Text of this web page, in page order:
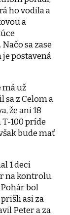
ho vodila a
a
Načo sa zase
je postavená
má už
sa z Celom a
že ani 18
100 príde
bude mať
1 deci
na kontrolu.
Pohár bol
asi za
Peter a za